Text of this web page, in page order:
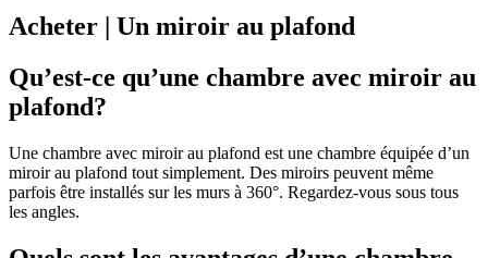
Liens utiles
Acheter | Un miroir au plafond
Qu’est-ce qu’une chambre avec miroir au
plafond?
Une chambre avec miroir au plafond est une chambre équipée d’un
miroir au plafond tout simplement. Des miroirs peuvent même
parfois être installés sur les murs à 360°. Regardez-vous sous tous
les angles.